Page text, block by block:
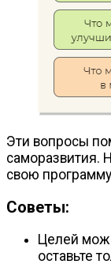
Эти вопросы
саморазвития.
свою
Советы:
Целей
оставьте